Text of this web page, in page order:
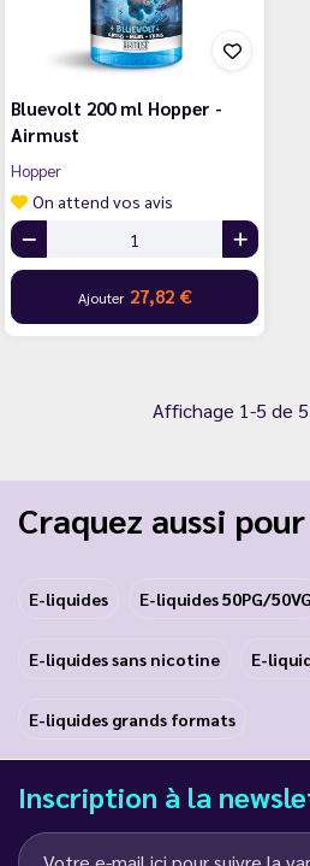
Bluevolt 200 ml Hopper -
Airmust
Hopper
On attend vos avis
Ajouter 27,82 €
Affichage 1-5 de
Craquez aussi pour
E-liquides E-liquides 50PG/50VG
E-liquides sans nicotine E-
E-liquides grands formats
Inscription à la